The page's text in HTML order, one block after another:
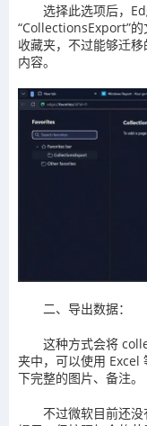
选择此选项后，
“CollectionsExport”
收藏夹，不过能够迁
内容。
二、导出数据：
这种方式会将
夹中，可以使用 Excel
下完整的图片、备注。
不过微软目前还